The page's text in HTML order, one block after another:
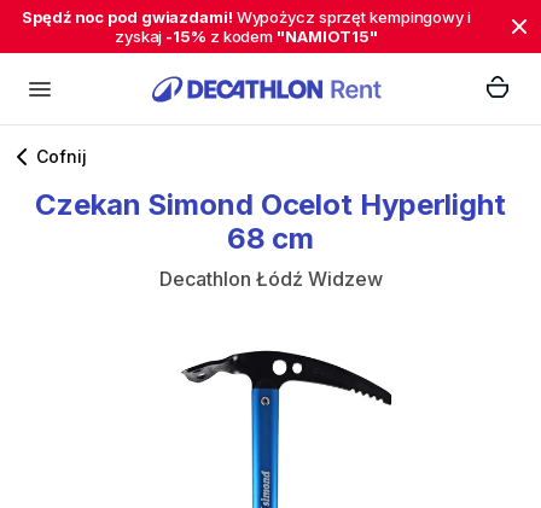
Spędź noc pod gwiazdami! Wypożycz sprzęt kempingowy i
zyskaj -15% z kodem "NAMIOT15"
Cofnij
Czekan Simond Ocelot Hyperlight
68 cm
Decathlon Łódź Widzew